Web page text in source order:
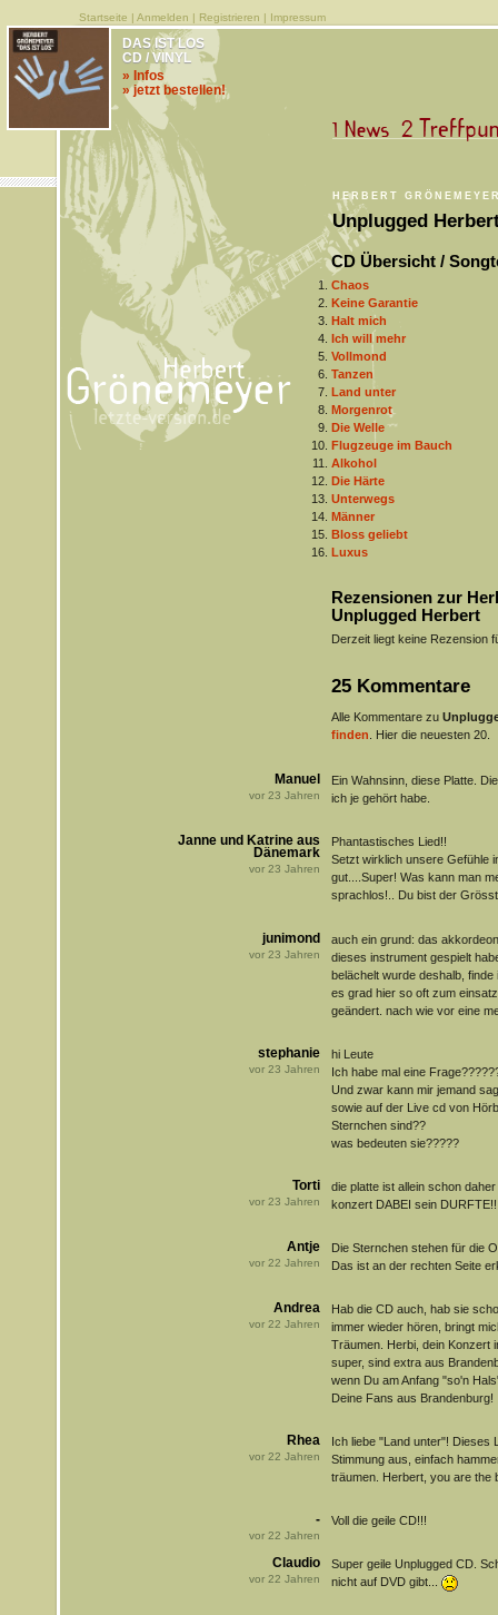
Startseite | Anmelden | Registrieren | Impressum
HERBERT
Unplugged
DAS IST LOS
CD / VINYL
» Infos
» jetzt bestellen!
CD Übersicht /
Chaos
Keine Garantie
Halt mich
Ich will mehr
Vollmond
Tanzen
Land unter
Morgenrot
Die Welle
Flugzeuge im Bauch
Alkohol
Die Härte
Unterwegs
Männer
Bloss geliebt
Luxus
Rezensionen zur
Unplugged Herbert
Derzeit liegt keine Rezension
25 Kommentare
Alle Kommentare zu
finden . Hier die neuesten 20.
Manuel
vor 23 Jahren
Ein Wahnsinn, diese Platte.
ich je gehört habe.
Janne und Katrine aus
Dänemark
vor 23 Jahren
Phantastisches Lied!!
Setzt wirklich unsere Gefühle
gut....Super! Was kann man
sprachlos!.. Du bist der
junimond
vor 23 Jahren
auch ein grund: das
dieses instrument gespielt
belächelt wurde deshalb,
es grad hier so oft zum
geändert. nach wie vor eine
stephanie
vor 23 Jahren
hi Leute
Ich habe mal eine
Und zwar kann mir jemand
sowie auf der Live cd von
Sternchen sind??
was bedeuten sie?????
Torti
vor 23 Jahren
die platte ist allein schon
konzert DABEI sein
Antje
vor 22 Jahren
Die Sternchen stehen für die
Das ist an der rechten Seite
Andrea
vor 22 Jahren
Hab die CD auch, hab sie
immer wieder hören, bringt
Träumen. Herbi, dein Konzert
super, sind extra aus
wenn Du am Anfang "so'n
Deine Fans aus Brandenburg!
Rhea
vor 22 Jahren
Ich liebe "Land unter"! Dieses
Stimmung aus, einfach
träumen. Herbert, you are the
-
vor 22 Jahren
Voll die geile CD!!!
Claudio
vor 22 Jahren
Super geile Unplugged CD.
nicht auf DVD gibt...